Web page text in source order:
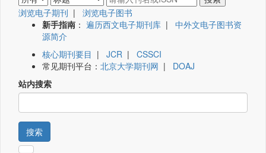
浏览电子期刊 | 浏览电子图书
新手指南 ： 遍历西文电子期刊库 | 中外文电子图书资
源简介
核心期刊要目 | JCR | CSSCI
常见期刊平台： 北京大学期刊网 | DOAJ
站内搜索
搜索